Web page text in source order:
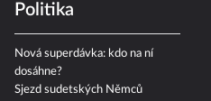
Politika
Nová superdávka: kdo na ní
dosáhne?
Sjezd sudetských Němců